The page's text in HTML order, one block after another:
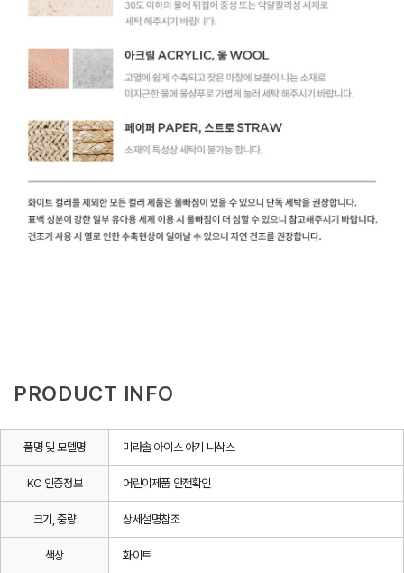
PRODUCT INFO
품명 및 모델명 미라솔 아이스 아기 니삭스
KC 인증정보 어린이제품 안전확인
크기, 중량 상세설명참조
색상 화이트